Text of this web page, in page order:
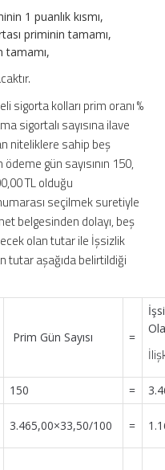
1 puanlık kısmı,
priminin tamamı,
tamamı,
sigorta kolları prim oranı %
sigortalı sayısına ilave
niteliklere sahip beş
gün sayısının 150,
TL olduğu
seçilmek suretiyle
belgesinden dolayı, beş
olan tutar ile İşsizlik
tutar aşağıda belirtildiği
Prim Gün Sayısı =
150 =
3.465,00×33,50/100 =